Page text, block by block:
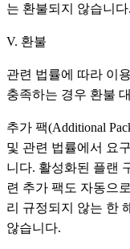
는 환불되지 않습니다.
V. 환불
관련 법률에 따라 이
충족하는 경우 환불
추가 팩(Additional
및 관련 법률에서 요
니다. 활성화된 플랜
련 추가 팩도 자동으
리 규정되지 않는 한
않습니다.